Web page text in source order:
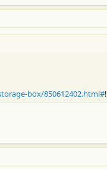
box/850612402.html#!